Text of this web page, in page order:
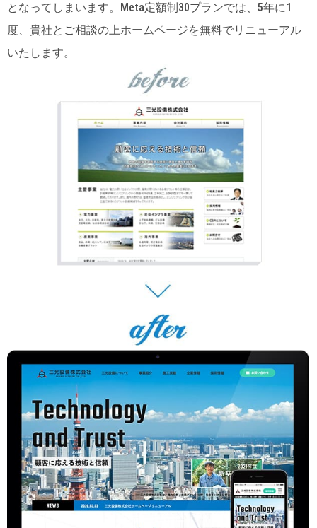
となってしまいます。Meta定額制30プランでは、5年に1
度、貴社とご相談の上ホームページを無料でリニューアル
いたします。